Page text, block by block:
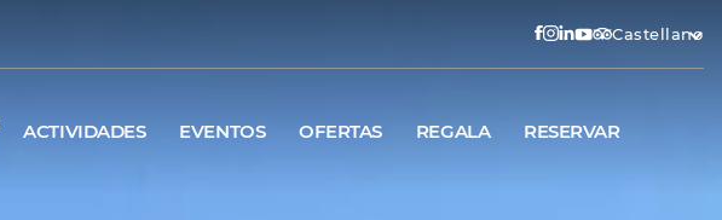
Castellano
ACTIVIDADES EVENTOS OFERTAS REGALA RESERVAR